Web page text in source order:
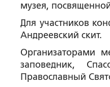
музея,
Для участников
Андреевский скит.
Организаторами
заповедник,
Православный